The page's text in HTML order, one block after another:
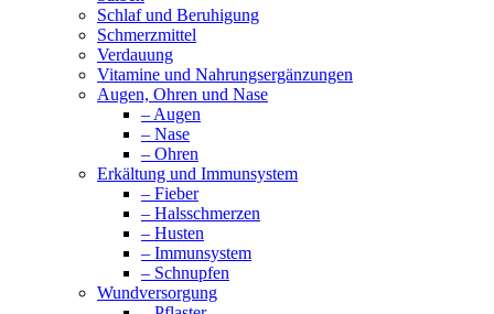
Schlaf und Beruhigung
Schmerzmittel
Verdauung
Vitamine und Nahrungsergänzungen
Augen, Ohren und Nase
– Augen
– Nase
– Ohren
Erkältung und Immunsystem
– Fieber
– Halsschmerzen
– Husten
– Immunsystem
– Schnupfen
Wundversorgung